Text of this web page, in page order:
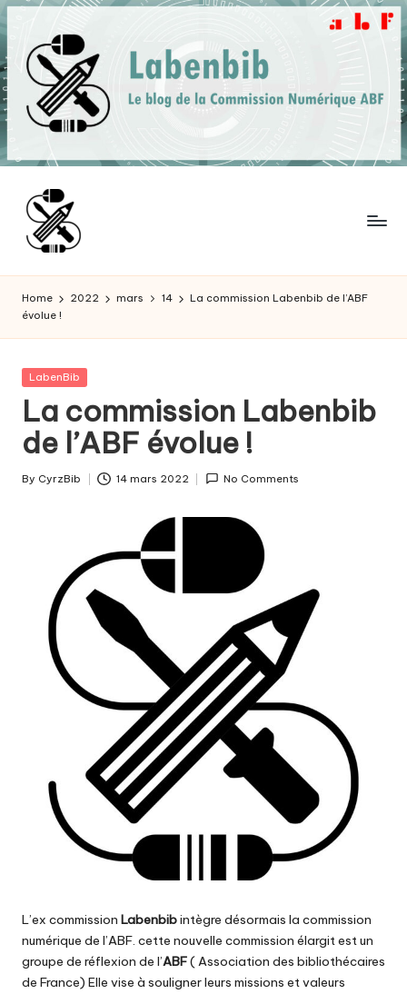
Skip
to
content
L
a
b
e
n
b
i
b
que
Fablab
peuvent
fabriquer
ensemble
?
Home 2022 mars 14
La commission Labenbib de l’ABF
évolue !
Posted
LabenBib
La commission Labenbib
de l’ABF évolue !
Posted
By CyrzBib 14 mars 2022 No Comments
L’ex commission Labenbibintègre désormais la commission
numérique de l’ABF. cette nouvelle commission élargit est un
groupe de réflexion de l’ABF( Association des bibliothécaires
de France) Elle vise à souligner leurs missions et valeurs